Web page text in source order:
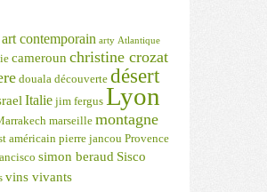
art contemporain arty Atlantique
cameroun christine crozat
douala découverte désert
Italie jim fergus Lyon
marseille montagne
américain pierre jancou Provence
simon beraud Sisco
vins vivants